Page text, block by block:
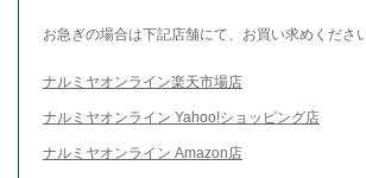
お急ぎの場合は下記店舗にて、お買い求めください
ナルミヤオンライン楽天市場店
ナルミヤオンライン Yahoo!ショッピング店
ナルミヤオンライン Amazon店